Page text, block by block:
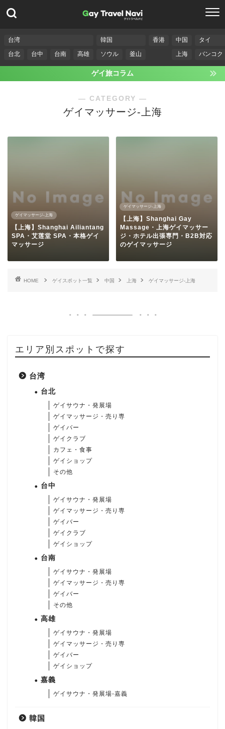
台湾
台北
台中 台南 高雄
韓国
ソウル
釜山
香港
中国
上海
タイ
バンコク
ゲイ旅コラム
― CATEGORY ―
ゲイマッサージ-上海
ゲイマッサージ-上海
【上海】Shanghai Ailiantang
SPA・艾莲堂 SPA・本格ゲイ
マッサージ
ゲイマッサージ-上海
【上海】Shanghai Gay
Massage・上海ゲイマッサー
ジ・ホテル出張専門・B2B対応
のゲイマッサージ
HOME ゲイスポット一覧 中国 上海 ゲイマッサージ-上海
エリア別スポットで探す
台湾
台北
ゲイサウナ・発展場
ゲイマッサージ・売り専
ゲイバー
ゲイクラブ
カフェ・食事
ゲイショップ
その他
台中
ゲイサウナ・発展場
ゲイマッサージ・売り専
ゲイバー
ゲイクラブ
ゲイショップ
台南
ゲイサウナ・発展場
ゲイマッサージ・売り専
ゲイバー
その他
高雄
ゲイサウナ・発展場
ゲイマッサージ・売り専
ゲイバー
ゲイショップ
嘉義
ゲイサウナ・発展場-嘉義
韓国